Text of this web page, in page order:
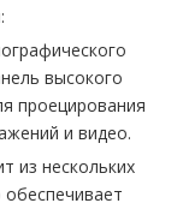
высокого
проецирования
и видео.
из нескольких